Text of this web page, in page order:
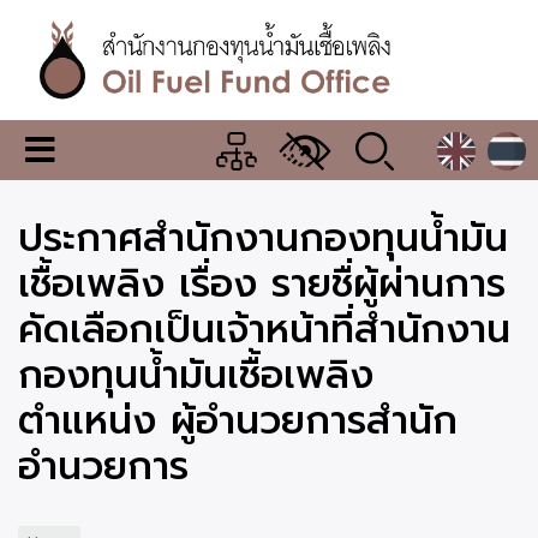
content
สำนักงาน
กองทุน
น้ำมัน
เชื้อ
เพลิง
เมนู
เปลี่ยน
แสดง
ผล
ประกาศสำนักงานกองทุนน้ำมัน
เชื้อเพลิง เรื่อง รายชื่ผู้ผ่านการ
คัดเลือกเป็นเจ้าหน้าที่สำนักงาน
กองทุนน้ำมันเชื้อเพลิง
ตำแหน่ง ผู้อำนวยการสำนัก
อำนวยการ